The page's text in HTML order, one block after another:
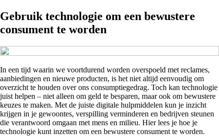
Gebruik technologie om een bewustere
consument te worden
In een tijd waarin we voortdurend worden overspoeld met reclames,
aanbiedingen en nieuwe producten, is het niet altijd eenvoudig om
overzicht te houden over ons consumptiegedrag. Toch kan technologie
juist helpen – niet alleen om geld te besparen, maar ook om bewustere
keuzes te maken. Met de juiste digitale hulpmiddelen kun je inzicht
krijgen in je gewoontes, verspilling verminderen en bedrijven steunen
die verantwoord omgaan met mens en milieu. Hier lees je hoe je
technologie kunt inzetten om een bewustere consument te worden.